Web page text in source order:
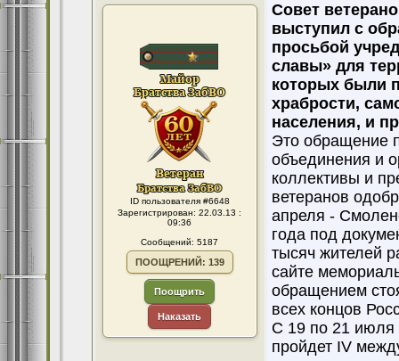
ID пользователя #6648
Зарегистрирован: 22.03.13 :
09:36
Сообщений: 5187
ПООЩРЕНИЙ: 139
Поощрить
Наказать
Совет
выступил с
просьбой
славы» для
которых были
храбрости,
населения, и
Это обращение
объединения и
коллективы и
ветеранов
апреля -
года под
тысяч жителей
сайте
обращением
всех концов
С 19 по 21 июля
пройдет IV